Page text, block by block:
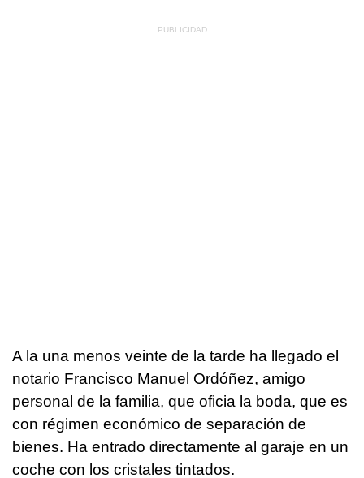
A la una menos veinte de la tarde ha llegado el
notario Francisco Manuel Ordóñez, amigo
personal de la familia, que oficia la boda, que es
con régimen económico de separación de
bienes. Ha entrado directamente al garaje en un
coche con los cristales tintados.